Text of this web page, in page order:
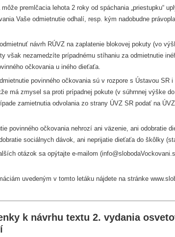
premlčacia lehota 2 roky od spáchania „priestupku“
Vaše odmietnutie odhalí, resp. kým nadobudne
návrh RÚVZ na zaplatenie blokovej pokuty (vo
však nezamedzíte prípadnému stíhaniu za odmietnutie
očkovania u iného dieťaťa.
povinného očkovania sú v rozpore s Ústavou SR
má zmysel sa proti prípadnej pokute (v súhrnnej výške
zamietnutia odvolania zo strany ÚVZ SR podať na
povinného očkovania nehrozí ani väzenie, ani odobratie
sociálnych dávok, ani neprijatie dieťaťa do škôlky
otázok sa opýtajte e-mailom
uvedeným v tomto letáku nájdete na stránke
k návrhu textu 2. vydania